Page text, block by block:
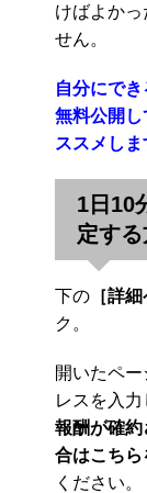
けばよか
せん。
自分にでき
無料公開
ススメしま
1日10
定す
下の ［詳
ク。
開いたペ
レスを入力
報酬が確
合はこちら
ください。